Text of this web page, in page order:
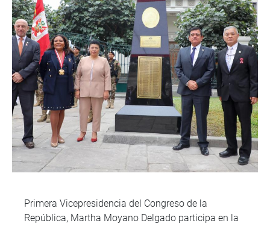
Primera Vicepresidencia del Congreso de la
República, Martha Moyano Delgado participa en la